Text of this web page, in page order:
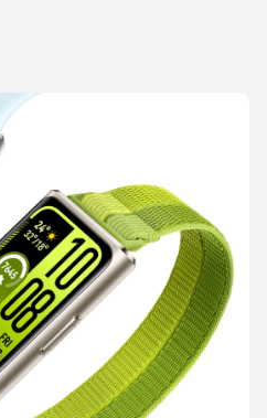
HUAWEI WATCH GT 6
HUAWEI WATCH GT 5 Pro
Conoce más